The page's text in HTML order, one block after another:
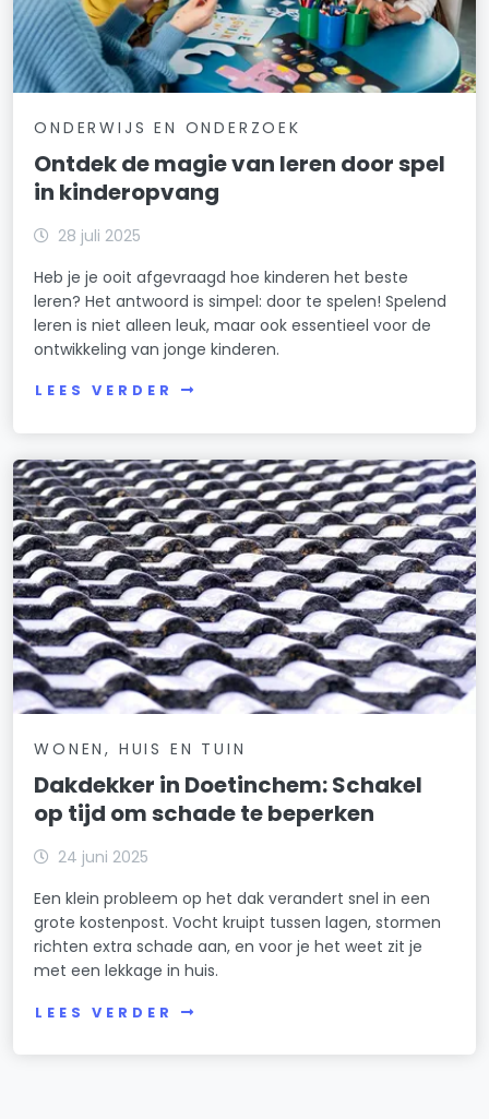
ONDERWIJS EN ONDERZOEK
Ontdek de magie van leren door spel
in kinderopvang
28 juli 2025
Heb je je ooit afgevraagd hoe kinderen het beste
leren? Het antwoord is simpel: door te spelen! Spelend
leren is niet alleen leuk, maar ook essentieel voor de
ontwikkeling van jonge kinderen.
LEES VERDER
WONEN, HUIS EN TUIN
Dakdekker in Doetinchem: Schakel
op tijd om schade te beperken
24 juni 2025
Een klein probleem op het dak verandert snel in een
grote kostenpost. Vocht kruipt tussen lagen, stormen
richten extra schade aan, en voor je het weet zit je
met een lekkage in huis.
LEES VERDER